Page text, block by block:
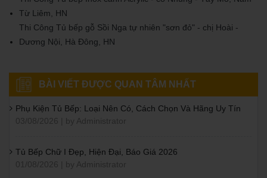
Từ Liêm, HN
Thi Công Tủ bếp gỗ Sồi Nga tự nhiên "sơn đỏ" - chị Hoài -
Dương Nội, Hà Đông, HN
BÀI VIẾT ĐƯỢC QUAN TÂM NHẤT
Phụ Kiện Tủ Bếp: Loại Nên Có, Cách Chọn Và Hãng Uy Tín
Tủ Bếp Chữ I Đẹp, Hiện Đại, Báo Giá 2026